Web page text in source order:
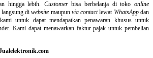
hingga lebih. Customerbisa berbelanja di tokoonline
langsung diwebsite maupun via contactlewat WhatsAppdan
untuk dapat mendapatkan penawaran khusus untuk
Kami dapat menawarkan faktur pajak untuk pembelian